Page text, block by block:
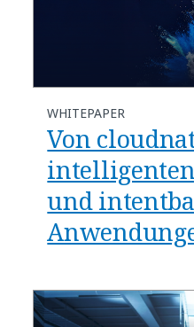
WHITEPAPER
Von
und